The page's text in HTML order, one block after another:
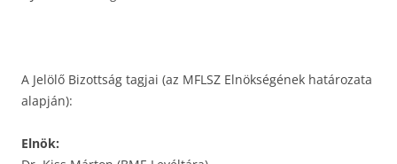
A Jelölő Bizottság tagjai (az MFLSZ Elnökségének határozata
alapján):
Elnök: